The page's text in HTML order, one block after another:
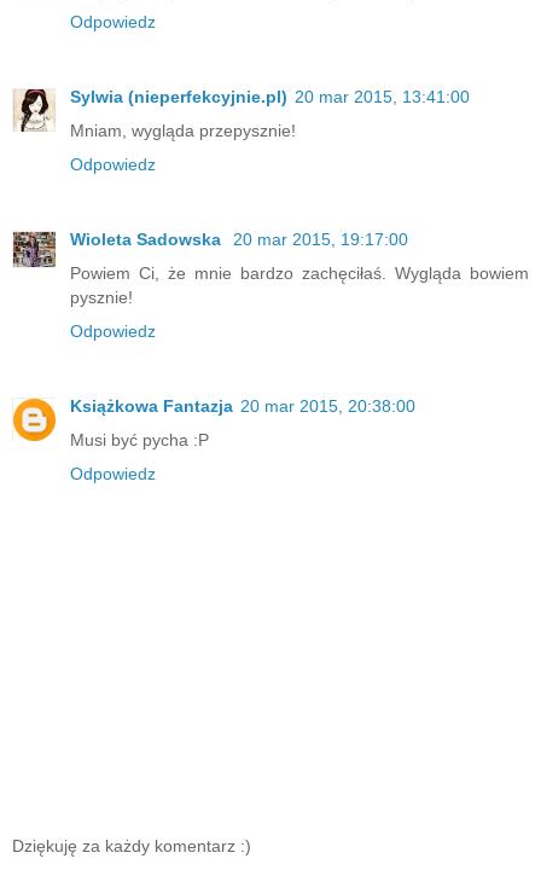
Odpowiedz
Sylwia (nieperfekcyjnie.pl) 20 mar 2015, 13:41:00
Mniam, wygląda przepysznie!
Odpowiedz
Wioleta Sadowska
20 mar 2015, 19:17:00
Powiem Ci, że mnie bardzo zachęciłaś. Wygląda bowiem
pysznie!
Odpowiedz
Książkowa Fantazja 20 mar 2015, 20:38:00
Musi być pycha :P
Odpowiedz
Dziękuję za każdy komentarz :)